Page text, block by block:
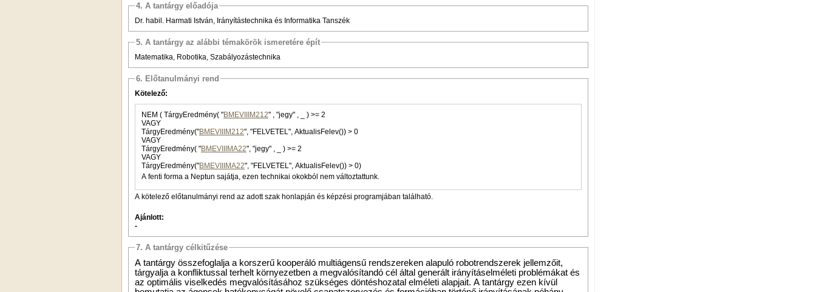
4. A tantárgy előadója
Dr. habil. Harmati István, Irányítástechnika és Informatika Tanszék
5. A tantárgy az alábbi témakörök ismeretére épít
Matematika, Robotika, Szabályozástechnika
6. Előtanulmányi rend
Kötelező:
NEM ( TárgyEredmény( "BMEVIIIM212
" , "jegy" , _ ) >= 2
VAGY
TárgyEredmény("BMEVIIIM212", "FELVETEL", AktualisFelev()) > 0
VAGY
TárgyEredmény( "BMEVIIIMA22
", "jegy" , _ ) >= 2
VAGY
TárgyEredmény("BMEVIIIMA22", "FELVETEL", AktualisFelev()) > 0)
A fenti forma a Neptun sajátja, ezen technikai okokból nem változtattunk.
A kötelező előtanulmányi rend az adott szak honlapján és képzési programjában található.
Ajánlott:
-
7. A tantárgy célkitűzése
A tantárgy összefoglalja a korszerű kooperáló multiágensű rendszereken alapuló robotrendszerek jellemzőit,
tárgyalja a konfliktussal terhelt környezetben a megvalósítandó cél által generált irányításelméleti problémákat és
az optimális viselkedés megvalósításához szükséges döntéshozatal elméleti alapjait. A tantárgy ezen kívül